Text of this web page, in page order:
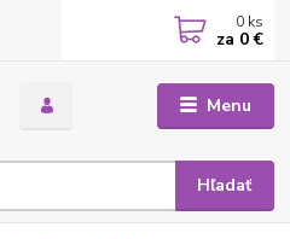
Menu
Hľadať
0 ks
za 0 €